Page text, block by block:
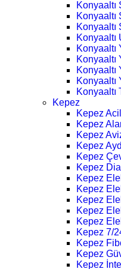
Konyaaltı
Konyaaltı
Konyaaltı
Konyaaltı
Konyaaltı
Konyaaltı
Konyaaltı
Konyaaltı
Konyaaltı
Kepez
Kepez
Kepez
Kepez
Kepez
Kepez
Kepez
Kepez
Kepez
Kepez
Kepez
Kepez
Kepez 7/
Kepez
Kepez
Kepez